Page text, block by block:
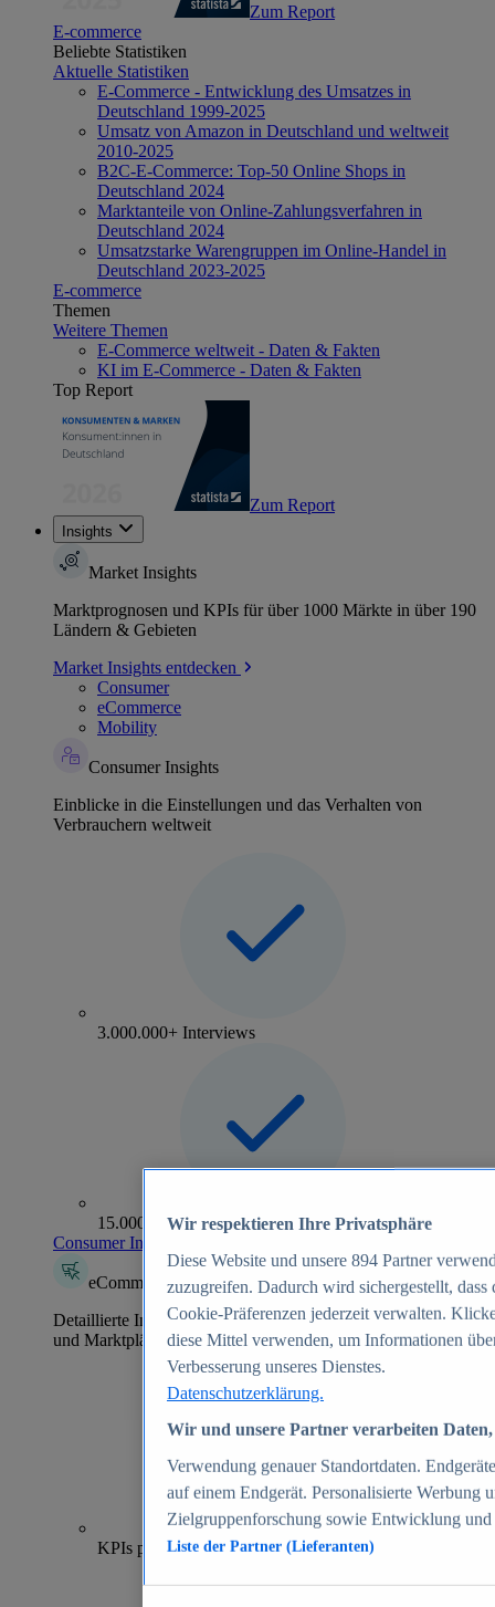
Zum Report
E-commerce
Beliebte Statistiken
Aktuelle Statistiken
E-Commerce - Entwicklung des Umsatzes in
Deutschland 1999-2025
Umsatz von Amazon in Deutschland und weltweit
2010-2025
B2C-E-Commerce: Top-50 Online Shops in
Deutschland 2024
Marktanteile von Online-Zahlungsverfahren in
Deutschland 2024
Umsatzstarke Warengruppen im Online-Handel in
Deutschland 2023-2025
E-commerce
Themen
Weitere Themen
E-Commerce weltweit - Daten & Fakten
KI im E-Commerce - Daten & Fakten
Top Report
Zum Report
Insights
Market Insights
Marktprognosen und KPIs für über 1000 Märkte in über 190
Ländern & Gebieten
Market Insights entdecken
Consumer
eCommerce
Mobility
Consumer Insights
Einblicke in die Einstellungen und das Verhalten von
Verbrauchern weltweit
3.000.000+ Interviews
15.000+ Marken
Consumer Insights entdecken
eCommerce Insights
Detaillierte Informationen zu mehr als 39.000 Online-Shops
und Marktplätzen
70+
KPIs pro Shop
Wir respektieren Ihre Privatsphäre
Diese Website und unsere 894 Partner
zuzugreifen. Dadurch wird sichergestellt,
Cookie-Präferenzen jederzeit verwalten.
diese Mittel verwenden, um Informationen
Verbesserung unseres Dienstes.
Datenschutzerklärung.
Wir und unsere Partner verarbeiten
Verwendung genauer Standortdaten.
auf einem Endgerät. Personalisierte Werbung
Zielgruppenforschung sowie Entwicklung
Liste der Partner (Lieferanten)